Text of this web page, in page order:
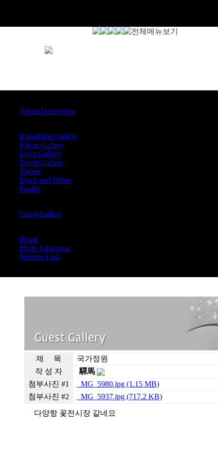
About Damyoung
Hasselblad Gallery
Nikon Gallery
Leica Gallery
Travel Gallery
Theme
Black and White
Family
Guest Gallery
Board
Photo Education
Website Link
제 목
국가정원
작 성 자
驛馬
첨부사진 #1
_MG_5980.jpg (1.15 MB)
첨부사진 #2
_MG_5937.jpg (717.2 KB)
다양항 꽃전시장 같네요